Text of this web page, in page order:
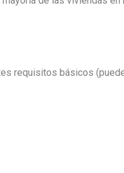
requisitos básicos